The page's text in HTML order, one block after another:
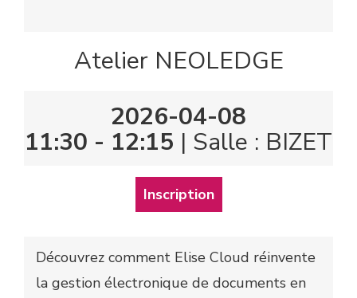
Atelier NEOLEDGE
2026-04-08
11:30 - 12:15 | Salle : BIZET
Inscription
Découvrez comment Elise Cloud réinvente
la gestion électronique de documents en